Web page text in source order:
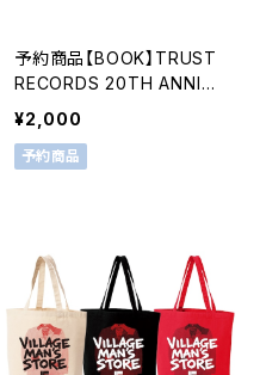
予約商品【BOOK】TRUST
RECORDS 20TH ANNIVE
RSARY SPECIAL MAGAZI
NE（仮）
¥2,000
予約商品